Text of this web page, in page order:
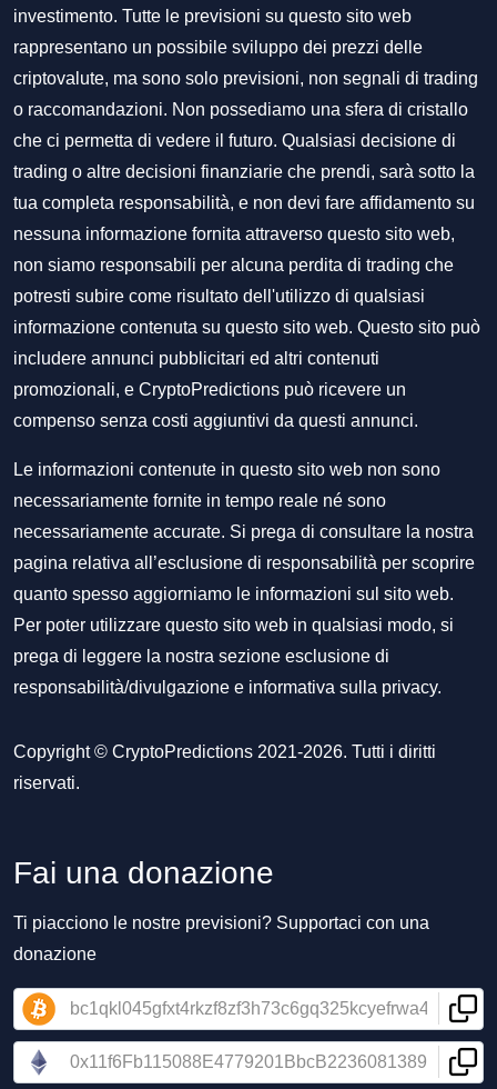
investimento. Tutte le previsioni su questo sito web
rappresentano un possibile sviluppo dei prezzi delle
criptovalute, ma sono solo previsioni, non segnali di trading
o raccomandazioni. Non possediamo una sfera di cristallo
che ci permetta di vedere il futuro. Qualsiasi decisione di
trading o altre decisioni finanziarie che prendi, sarà sotto la
tua completa responsabilità, e non devi fare affidamento su
nessuna informazione fornita attraverso questo sito web,
non siamo responsabili per alcuna perdita di trading che
potresti subire come risultato dell'utilizzo di qualsiasi
informazione contenuta su questo sito web. Questo sito può
includere annunci pubblicitari ed altri contenuti
promozionali, e CryptoPredictions può ricevere un
compenso senza costi aggiuntivi da questi annunci.
Le informazioni contenute in questo sito web non sono
necessariamente fornite in tempo reale né sono
necessariamente accurate. Si prega di consultare la nostra
pagina relativa all’esclusione di responsabilità per scoprire
quanto spesso aggiorniamo le informazioni sul sito web.
Per poter utilizzare questo sito web in qualsiasi modo, si
prega di leggere la nostra sezione esclusione di
responsabilità/divulgazione e informativa sulla privacy.
Copyright © CryptoPredictions 2021-2026. Tutti i diritti
riservati.
Fai una donazione
Ti piacciono le nostre previsioni? Supportaci con una
donazione